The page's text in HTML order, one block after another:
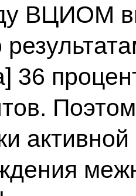
ВЦИОМ
36